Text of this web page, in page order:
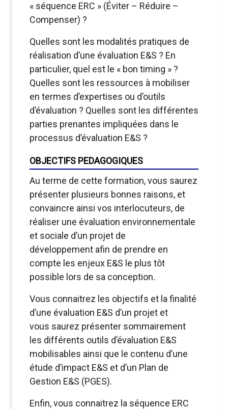
« séquence ERC » (Éviter – Réduire –
Compenser) ?
Quelles sont les modalités pratiques de
réalisation d’une évaluation E&S ? En
particulier, quel est le « bon timing » ?
Quelles sont les ressources à mobiliser
en termes d’expertises ou d’outils
d’évaluation ? Quelles sont les différentes
parties prenantes impliquées dans le
processus d’évaluation E&S ?
OBJECTIFS PEDAGOGIQUES
Au terme de cette formation, vous saurez
présenter plusieurs bonnes raisons, et
convaincre ainsi vos interlocuteurs, de
réaliser une évaluation environnementale
et sociale d’un projet de
développement afin de prendre en
compte les enjeux E&S le plus tôt
possible lors de sa conception.
Vous connaitrez les objectifs et la finalité
d’une évaluation E&S d’un projet et
vous saurez présenter sommairement
les différents outils d’évaluation E&S
mobilisables ainsi que le contenu d’une
étude d’impact E&S et d’un Plan de
Gestion E&S (PGES).
Enfin, vous connaitrez la séquence ERC